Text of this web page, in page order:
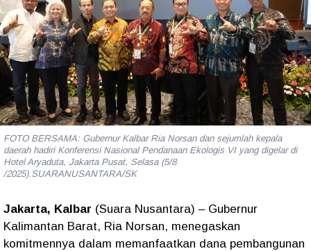
FOTO BERSAMA: Gubernur Kalbar Ria Norsan dan sejumlah kepala
daerah hadiri Konferensi Nasional Pendanaan Ekologis VI yang digelar di
Hotel Aryaduta, Jakarta Pusat, Selasa (5/8
/2025).SUARANUSANTARA/SK
Jakarta, Kalbar (Suara Nusantara) – Gubernur
Kalimantan Barat, Ria Norsan, menegaskan
komitmennya dalam memanfaatkan dana pembangunan